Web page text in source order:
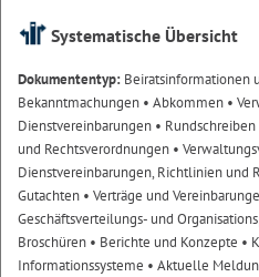
Systematische Übersicht
Dokumententyp: Beiratsinformationen
Bekanntmachungen • Abkommen •
Dienstvereinbarungen • Rundschreiben
und Rechtsverordnungen •
Dienstvereinbarungen, Richtlinien und
Gutachten • Verträge und
Geschäftsverteilungs- und
Broschüren • Berichte und Konzepte •
Informationssysteme • Aktuelle